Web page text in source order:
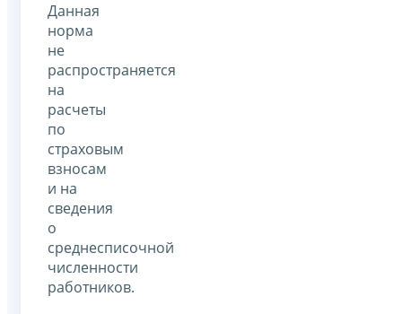
Данная
норма
не
распространяется
на
расчеты
по
страховым
взносам
и на
сведения
о
среднесписочной
численности
работников.